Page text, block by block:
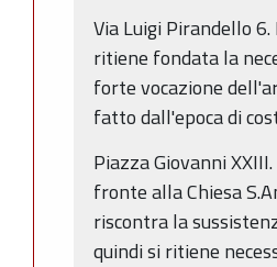
Via Luigi Pirandello
ritiene fondata la
forte vocazione
fatto dall'epoca di
Piazza Giovanni
fronte alla Chiesa
riscontra la
quindi si ritiene